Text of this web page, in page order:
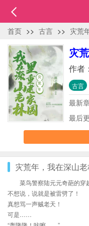
首页 >> 古言 >> 灾荒
灾
作者：
古言
最新
最后
灾荒年，我在深山
菜鸟警察陆元元奇葩的穿
不想说，说就是被雷劈了！
真想骂一声贼老天！
可是……